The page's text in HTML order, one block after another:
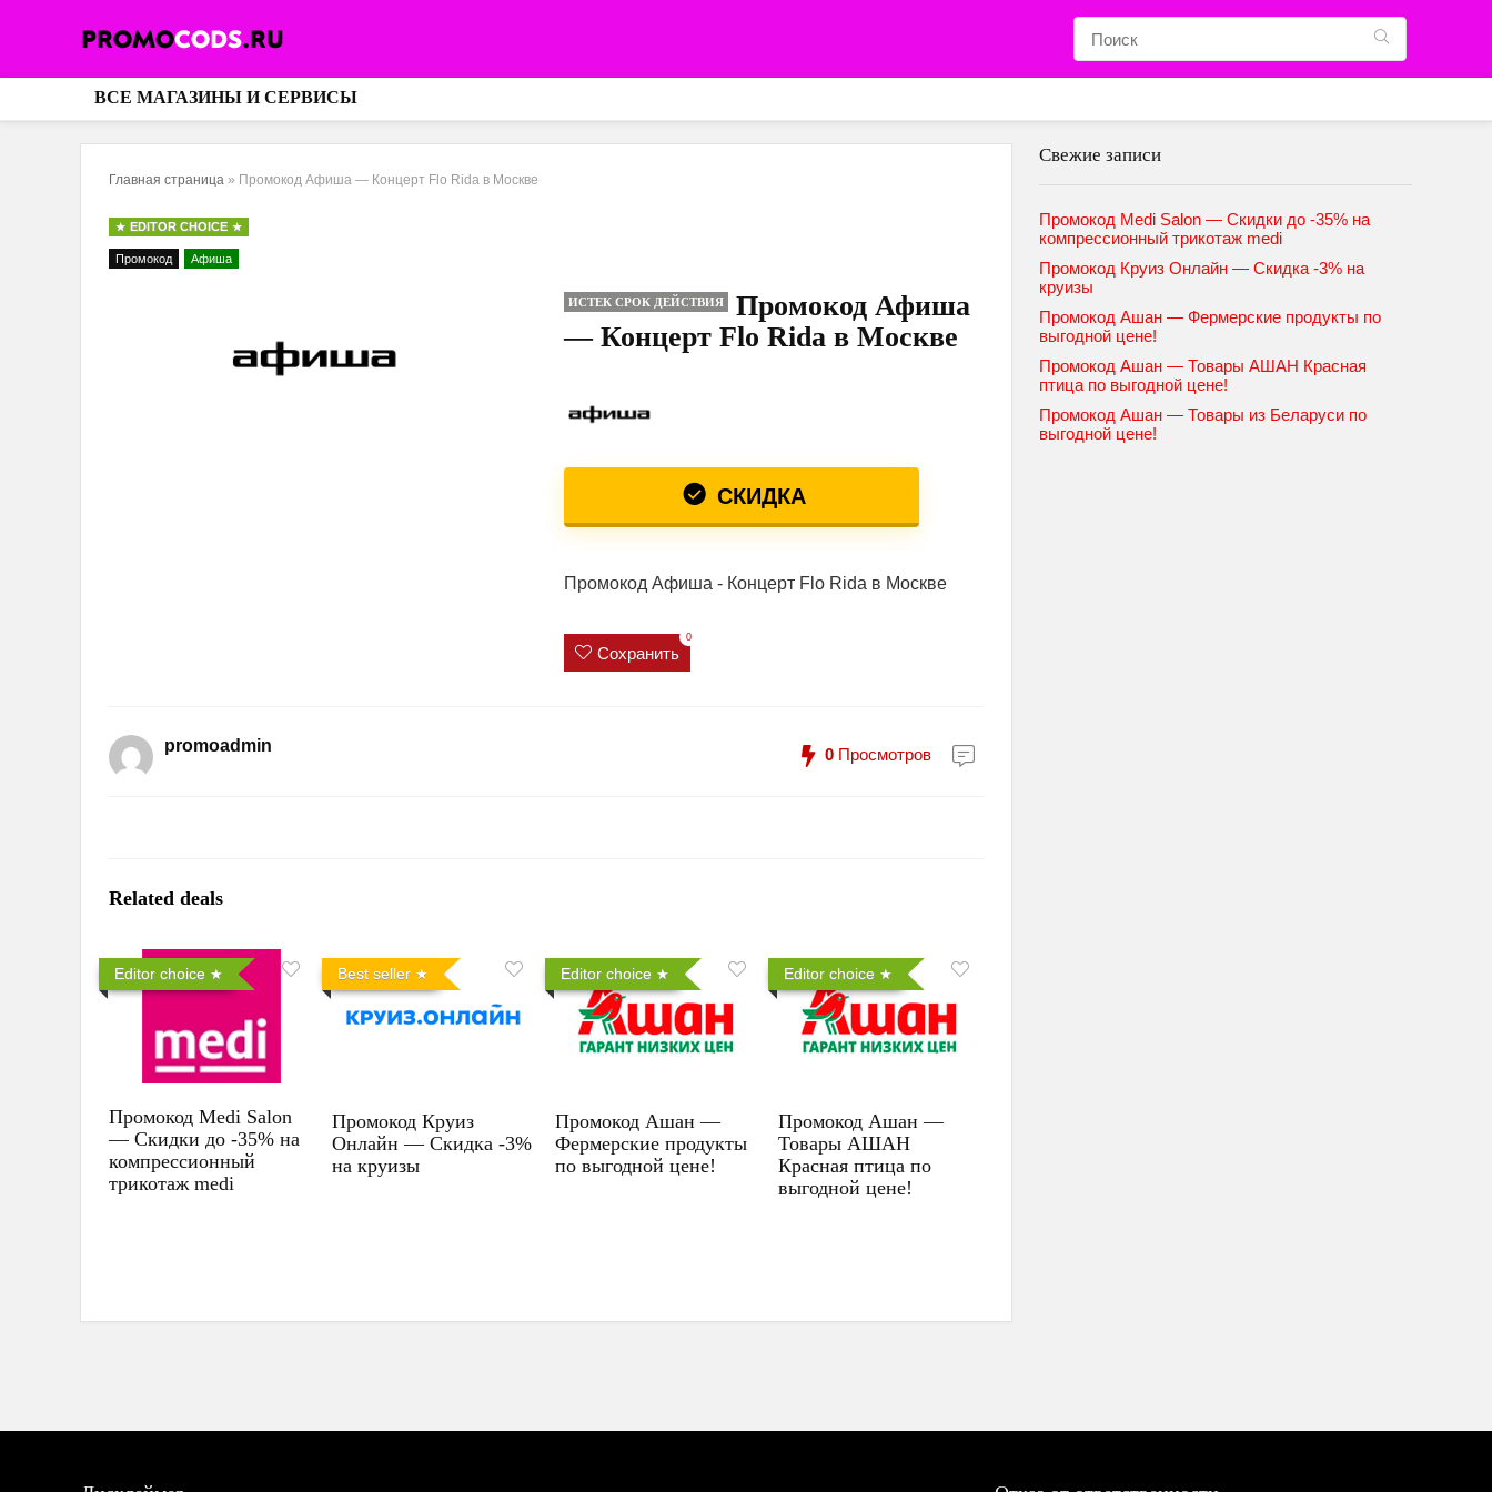
ВСЕ МАГАЗИНЫ И СЕРВИСЫ
Главная страница » Промокод Афиша — Концерт Flo Rida в Москве
EDITOR CHOICE
Промокод Афиша
ИСТЕК СРОК ДЕЙСТВИЯ
Промокод Афиша
— Концерт Flo Rida в Москве
СКИДКА
Промокод Афиша - Концерт Flo Rida в Москве
Сохранить
0
promoadmin 0 Просмотров
Related deals
Editor choice
Промокод Medi Salon
— Скидки до -35% на
компрессионный
трикотаж medi
Best seller
Промокод Круиз
Онлайн — Скидка -3%
на круизы
Editor choice
Промокод Ашан —
Фермерские продукты
по выгодной цене!
Editor choice
Промокод Ашан —
Товары АШАН
Красная птица по
выгодной цене!
Свежие записи
Промокод Medi Salon — Скидки до -35% на
компрессионный трикотаж medi
Промокод Круиз Онлайн — Скидка -3% на
круизы
Промокод Ашан — Фермерские продукты по
выгодной цене!
Промокод Ашан — Товары АШАН Красная
птица по выгодной цене!
Промокод Ашан — Товары из Беларуси по
выгодной цене!